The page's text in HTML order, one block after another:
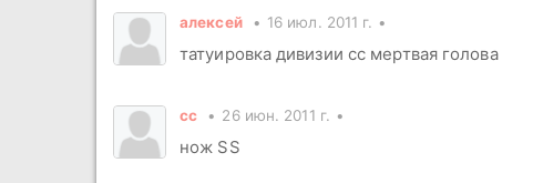
алексей 16 июл. 2011 г.
татуировка дивизии сс мертвая голова
сс 26 июн. 2011 г.
нож SS